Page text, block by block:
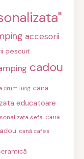
accesorii
pescuit
cadou
drum lung cana
educatoare
sefa cana
cană cafea